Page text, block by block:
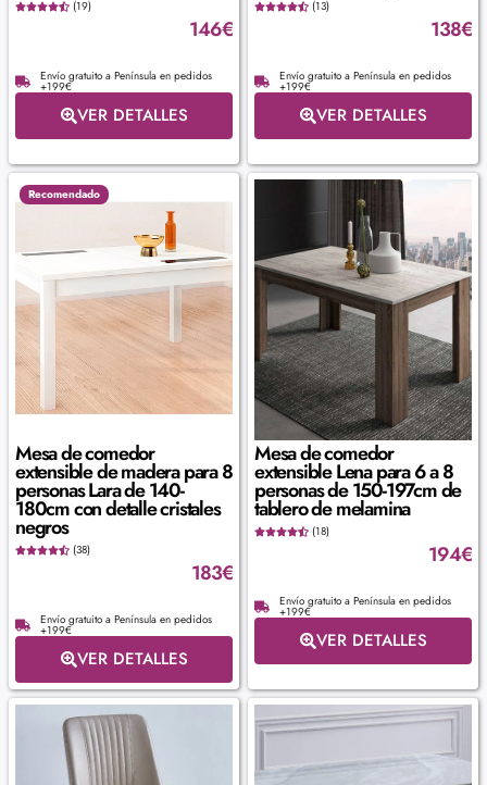
(19)
146€
Envío gratuito a Península en pedidos
+199€
VER DETALLES
(13)
138€
Envío gratuito a Península en pedidos
+199€
VER DETALLES
Recomendado
Mesa de comedor
extensible de madera para 8
personas Lara de 140-
180cm con detalle cristales
negros
(38)
183€
Envío gratuito a Península en pedidos
+199€
VER DETALLES
Mesa de comedor
extensible Lena para 6 a 8
personas de 150-197cm de
tablero de melamina
(18)
194€
Envío gratuito a Península en pedidos
+199€
VER DETALLES